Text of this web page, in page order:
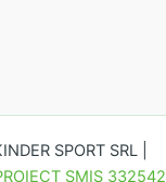
SPORT SRL |
SMIS 332542